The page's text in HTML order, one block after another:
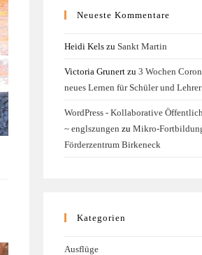
Neueste Kommentare
Heidi Kels zu Sankt Martin
Victoria Grunert zu 3 Wochen
neues Lernen für Schüler und Lehrer
WordPress - Kollaborative
~ englszungen zu Mikro-
Förderzentrum Birkeneck
Kategorien
Ausflüge